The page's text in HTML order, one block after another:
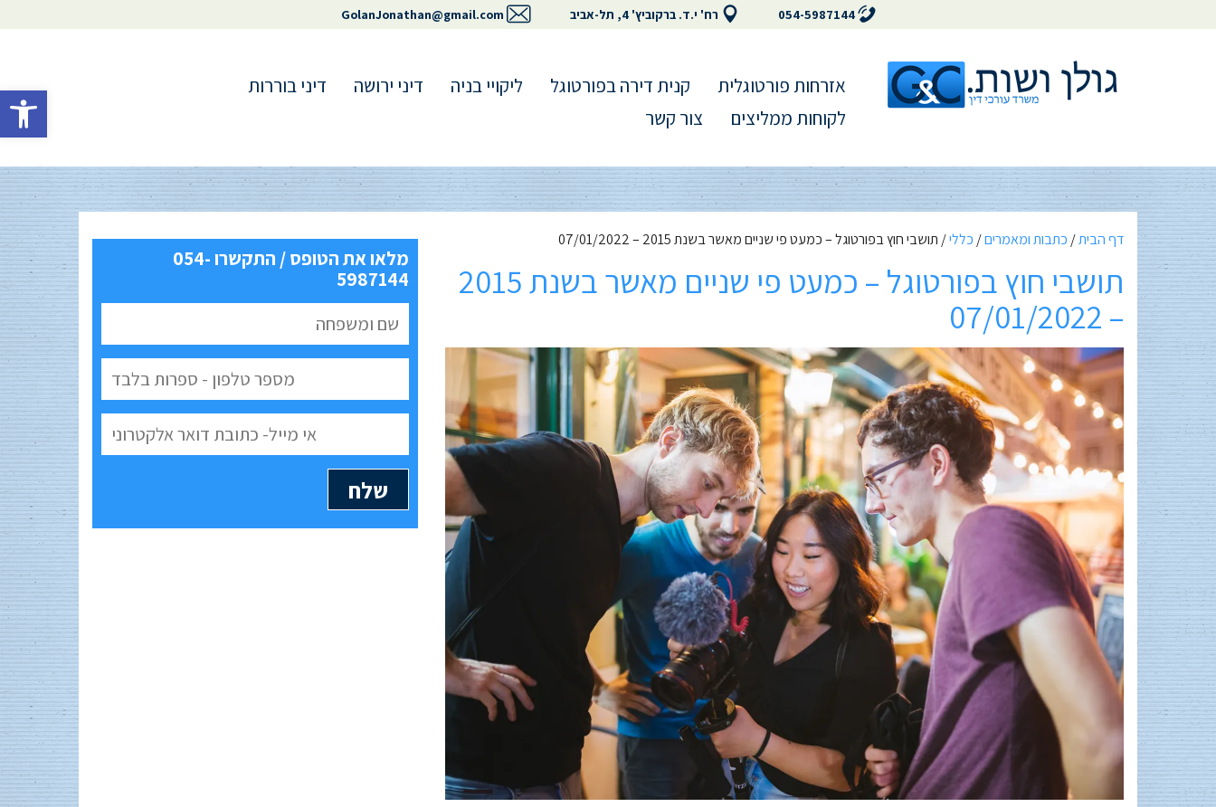
פתח
054-5987144 רח' י.ד. ברקוביץ' 4, תל-אביב GolanJonathan@gmail.com
אזרחות פורטוגלית קנית דירה בפורטוגל ליקויי בניה דיני ירושה
דיני בוררות
לקוחות ממליצים
צור קשר
דף הבית/ כתבות ומאמרים/ כללי/ תושבי חוץ בפורטוגל – כמעט פי שניים מאשר בשנת 2015 – 07/01/2022
תושבי חוץ בפורטוגל – כמעט פי שניים מאשר בשנת 2015
– 07/01/2022
מלאו את הטופס / התקשרו 054-
5987144